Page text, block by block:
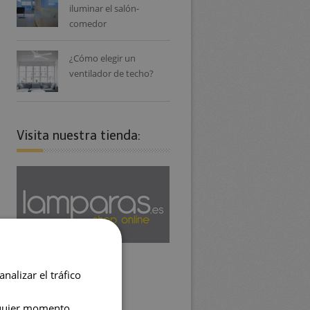
iluminar el salón-
comedor
¿Cómo elegir un
ventilador de techo?
Visita nuestra tienda:
el tráfico